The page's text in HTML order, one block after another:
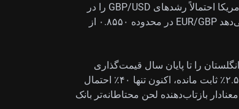
به‌خوبی آرام کند. در حالی که پوند مقاوم بوده، روایت قدرت دلار آمریکا احتمالاً رشدهای GBP/USD را در
حوالی سطح ۱.۳۰۰۰ محدود می‌کند. این موضوع همچنین نشان می‌دهد EUR/GBP در محدوده ۰.۸۵۵۰ از
پایه‌ای از سوی بانک انگلستان را تا پایان سال قیمت‌گذاری
می‌کرد. پس از انتشار آخرین داده‌های تورمی که نشان داد CPI در ۲.۵٪ ثابت مانده، اکنون تنها ۴۰٪ احتمال
بازتاب‌دهنده لحن محتاطانه‌تر بانک